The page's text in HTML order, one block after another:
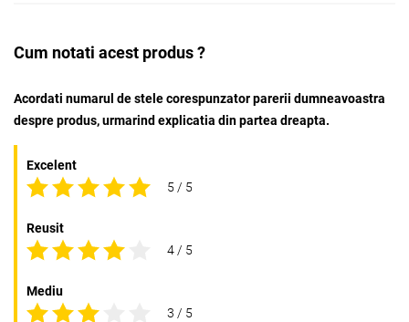
Cum notati acest produs ?
Acordati numarul de stele corespunzator parerii dumneavoastra
despre produs, urmarind explicatia din partea dreapta.
Excelent
5 / 5
Reusit
4 / 5
Mediu
3 / 5